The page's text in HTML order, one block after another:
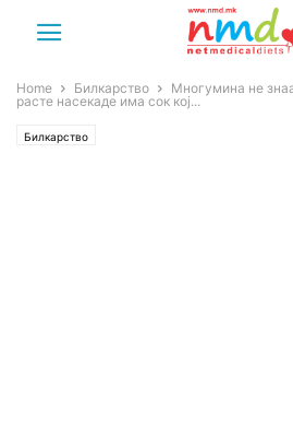
Home Билкарство
Многумина не
расте насекаде има сок кој...
Билкарство